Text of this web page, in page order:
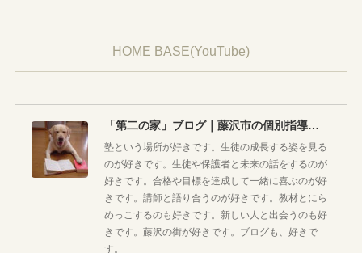
HOME BASE(YouTube)
「第二の家」ブログ｜藤沢市の個別指導塾のお話
塾という場所が好きです。生徒の成長する姿を見る
のが好きです。生徒や保護者と未来の話をするのが
好きです。合格や目標を達成して一緒に喜ぶのが好
きです。講師と語り合うのが好きです。教材とにら
めっこするのも好きです。新しい人と出会うのも好
きです。藤沢の街が好きです。ブログも、好きで
す。